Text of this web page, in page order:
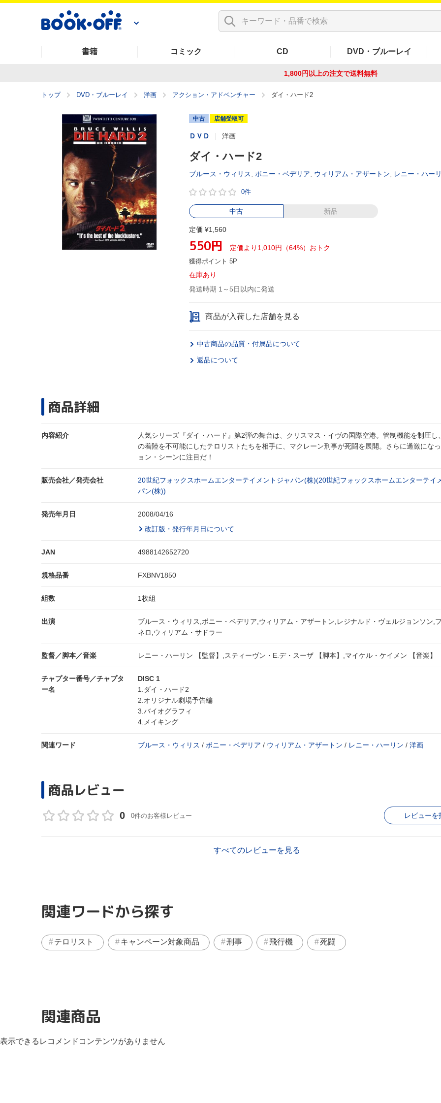
書籍 コミック CD DVD・ブルーレイ
1,800円以上の注文で送料無料
トップ DVD・ブルーレイ 洋画 アクション・アドベンチャー ダイ・ハード2
中古 店舗受取可
ＤＶＤ 洋画
ダイ・ハード2
ブルース・ウィリス ボニー・ベデリア ウィリアム・アザートン レニー・ハー
0件
中古 新品
定価 ¥1,560
550円 定価より1,010円（64%）おトク
獲得ポイント 5P
在庫あり
発送時期 1～5日以内に発送
商品が入荷した店舗を見る
中古商品の品質・付属品について
返品について
商品詳細
内容紹介
人気シリーズ『ダイ・ハード』第2弾の舞台は、クリスマス・イヴの国際空港。管制機能を制圧し
の着陸を不可能にしたテロリストたちを相手に、マクレーン刑事が死闘を展開。さらに過激にな
ョン・シーンに注目だ！
販売会社／発売会社
20世紀フォックスホームエンターテイメントジャパン(株)(20世紀フォックスホームエンターテイ
パン(株))
発売年月日
2008/04/16
改訂版・発行年月日について
JAN 4988142652720
規格品番 FXBNV1850
組数 1枚組
出演
ブルース・ウィリス,ボニー・ベデリア,ウィリアム・アザートン,レジナルド・ヴェルジョンソン,
ネロ,ウィリアム・サドラー
監督／脚本／音楽 レニー・ハーリン 【監督】,スティーヴン・E.デ・スーザ 【脚本】,マイケル・ケイメン 【音楽】
チャプター番号／チャプタ
ー名
DISC 1
1.ダイ・ハード2
2.オリジナル劇場予告編
3.バイオグラフィ
4.メイキング
関連ワード ブルース・ウィリス / ボニー・ベデリア / ウィリアム・アザートン / レニー・ハーリン / 洋画
商品レビュー
0 0件のお客様レビュー レビューを
すべてのレビューを見る
関連ワードから探す
テロリスト キャンペーン対象商品 刑事 飛行機 死闘
関連商品
表示できるレコメンドコンテンツがありません